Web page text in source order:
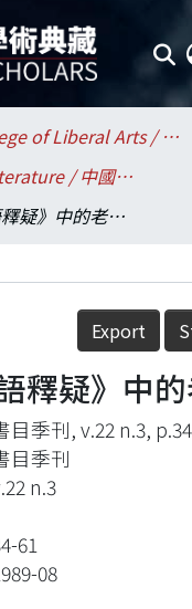
Collections
College of Liberal Arts / 文學院
Chinese Literature / 中國文學系
王弼《論語釋疑》中的老子義
Details
Export
釋疑》中
目季刊, v.22 n.3,
目季刊
n.3
61
08